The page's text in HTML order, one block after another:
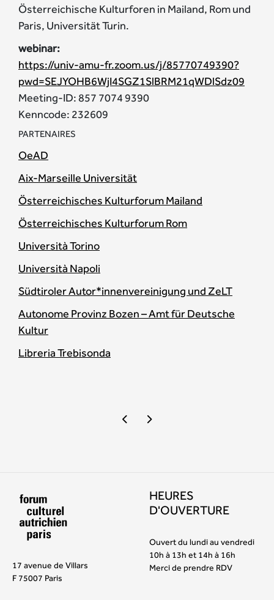
Österreichische Kulturforen in Mailand, Rom und
Paris, Universität Turin.
webinar:
https://univ-amu-fr.zoom.us/j/85770749390?
pwd=SEJYOHB6WjI4SGZ1SlBRM21qWDlSdz09
Meeting-ID: 857 7074 9390
Kenncode: 232609
PARTENAIRES
OeAD
Aix-Marseille Universität
Österreichisches Kulturforum Mailand
Österreichisches Kulturforum Rom
Università Torino
Università Napoli
Südtiroler Autor*innenvereinigung und ZeLT
Autonome Provinz Bozen – Amt für Deutsche
Kultur
Libreria Trebisonda
17 avenue de Villars
F 75007 Paris
HEURES
D'OUVERTURE
Ouvert du lundi au vendredi
10h à 13h et 14h à 16h
Merci de prendre RDV